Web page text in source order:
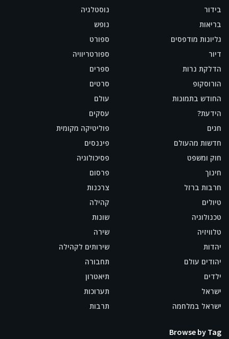
בידור
בריאות
גליונות מודפסים
דיור
הדלקת נרות
הורוסקופ
החודש בתמונות
הידעת?
חגים
חדשות מהעולם
חוק ומשפט
חינוך
חרבות ברזל
טיולים
טכנולוגיה
טלוויזיה
יהדות
יהודים עולם
ילדים
ישראל
ישראל במלחמה
נוסטלגיה
נופש
ספורט
ספורטריוויה
ספרים
סרטים
עולם
עסקים
פוליטיקה מקומית
פיננסים
פסיכולוגיה
פרסום
צרכנות
קהילה
שונות
שירה
שירותים לקהילה
תחבורה
תיאטרון
תערוכות
תרבות
Browse by Tag